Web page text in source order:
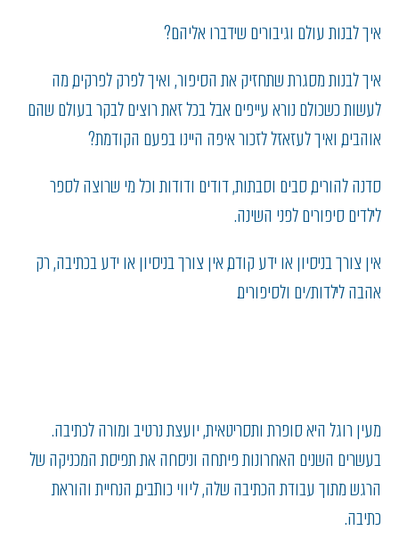
איך לבנות עולם וגיבורים שידברו אליהם?
איך לבנות מסגרת שתחזיק את הסיפור, ואיך לפרק לפרקים, מה
לעשות כשכולם נורא עייפים אבל בכל זאת רוצים לבקר בעולם שהם
אוהבים, ואיך לעזאזל לזכור איפה היינו בפעם הקודמת?
סדנה להורים, סבים וסבתות, דודים ודודות וכל מי שרוצה לספר
לילדים סיפורים לפני השינה.
אין צורך בניסיון או ידע קודם, אין צורך בניסיון או ידע בכתיבה, רק
אהבה לילדות/ים ולסיפורים.
מעין רוגל היא סופרת ותסריטאית, יועצת נרטיב ומורה לכתיבה.
בעשרים השנים האחרונות פיתחה וניסחה את תפיסת המכניקה של
הרגש מתוך עבודת הכתיבה שלה, ליווי כותבים, הנחיית והוראת
כתיבה.